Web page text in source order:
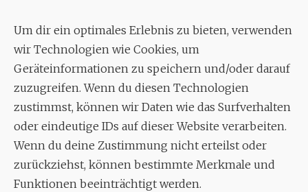
Um dir ein optimales Erlebnis zu bieten, verwenden
wir Technologien wie Cookies, um
Geräteinformationen zu speichern und/oder darauf
zuzugreifen. Wenn du diesen Technologien
zustimmst, können wir Daten wie das Surfverhalten
oder eindeutige IDs auf dieser Website verarbeiten.
Wenn du deine Zustimmung nicht erteilst oder
zurückziehst, können bestimmte Merkmale und
Funktionen beeinträchtigt werden.
Aixheimer Str. 18
70619 Stuttgart
MUSIK
Musikalischer Leiter:
Enrico Trummer
Tel.+49 (0)177 / 34 23 57 1
Facebook
TwitterYouTube